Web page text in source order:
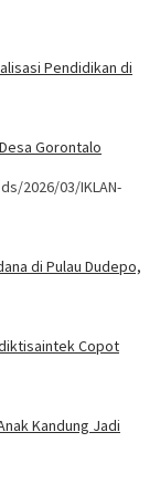
Pendidikan di
Gorontalo
2026/03/IKLAN-
di Pulau Dudepo,
Copot
Kandung Jadi